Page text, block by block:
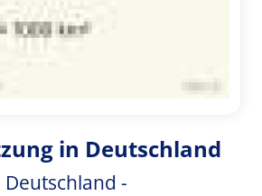
in Deutschland
-